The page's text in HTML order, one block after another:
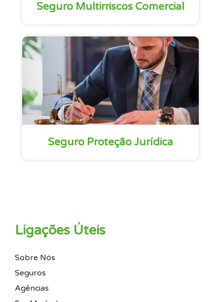
Seguro Multirriscos Comercial
Seguro Proteção Jurí­dica
Ligações Úteis
Sobre Nós
Seguros
Agências